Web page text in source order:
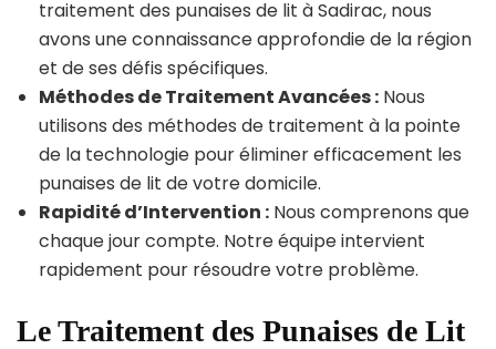
traitement des punaises de lit à Sadirac, nous
avons une connaissance approfondie de la région
et de ses défis spécifiques.
Méthodes de Traitement Avancées : Nous
utilisons des méthodes de traitement à la pointe
de la technologie pour éliminer efficacement les
punaises de lit de votre domicile.
Rapidité d’Intervention : Nous comprenons que
chaque jour compte. Notre équipe intervient
rapidement pour résoudre votre problème.
Le Traitement des Punaises de Lit